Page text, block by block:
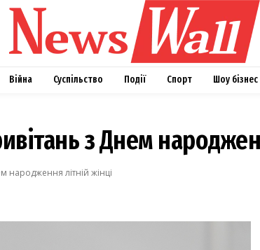
Війна Суспільство Події Спорт Шоу бізнес
з Днем
народження літній жінці